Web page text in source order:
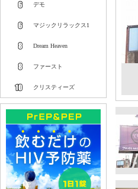
デモ
マジックリラックス1
Dream Heaven
ファースト
クリスティーズ